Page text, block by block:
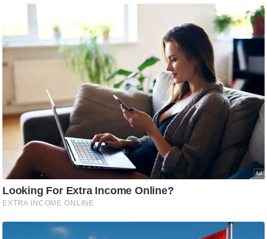
स्थ
ल
ने
स
त्रा
रि
ले
श
न